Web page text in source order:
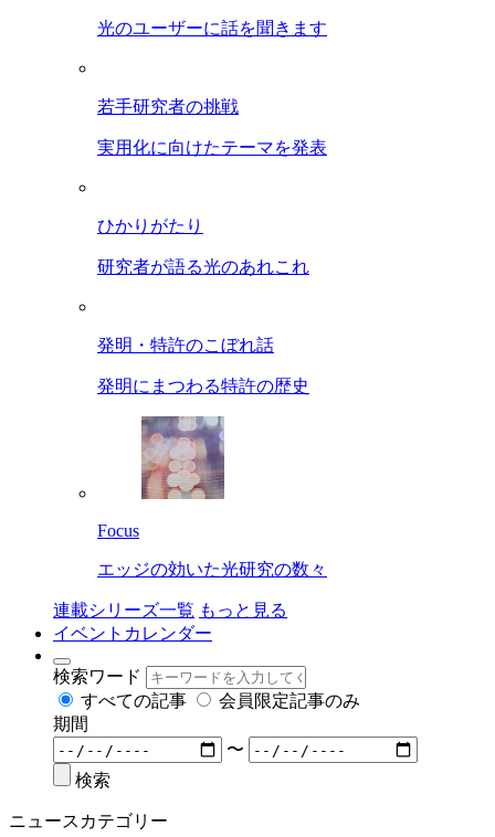
光のユーザーに話を聞きます
若手研究者の挑戦
実用化に向けたテーマを発表
ひかりがたり
研究者が語る光のあれこれ
発明・特許のこぼれ話
発明にまつわる特許の歴史
Focus
エッジの効いた光研究の数々
連載シリーズ一覧 もっと見る
イベントカレンダー
検索ワード
すべての記事
会員限定記事のみ
期間
〜
検索
ニュースカテゴリー